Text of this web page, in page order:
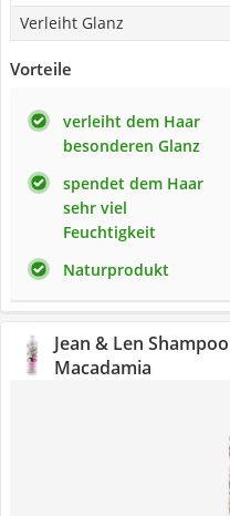
Verleiht Glanz
Vorteile
verleiht dem Haar
besonderen Glanz
spendet dem Haar
sehr viel
Feuchtigkeit
Naturprodukt
Jean & Len
Macadamia